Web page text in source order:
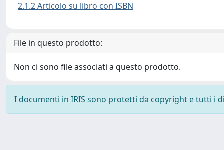
2.1.2 Articolo su libro con ISBN
File in questo prodotto:
Non ci sono file associati a questo prodotto.
I documenti in IRIS sono protetti da copyright e tutti i